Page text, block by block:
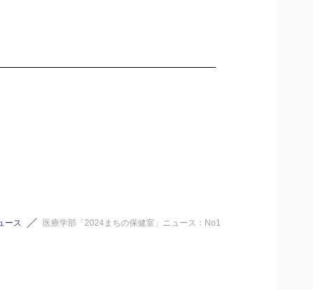
ース 医療学部「2024まちの保健室」ニュース：No1